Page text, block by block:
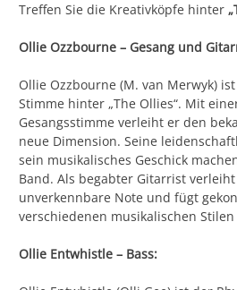
Treffen Sie die Kreativköpfe hinter
Ollie Ozzbourne – Gesang und
Ollie Ozzbourne (M. van Merwyk)
Stimme hinter „The Ollies“. Mit
Gesangsstimme verleiht er den
neue Dimension. Seine
sein musikalisches Geschick
Band. Als begabter Gitarrist
unverkennbare Note und fügt
verschiedenen musikalischen
Ollie Entwhistle – Bass: